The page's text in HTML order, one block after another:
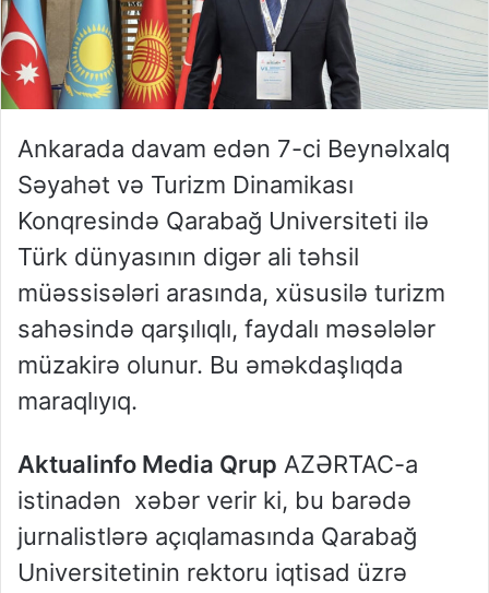
Ankarada davam edən 7-ci Beynəlxalq
Səyahət və Turizm Dinamikası
Konqresində Qarabağ Universiteti ilə
Türk dünyasının digər ali təhsil
müəssisələri arasında, xüsusilə turizm
sahəsində qarşılıqlı, faydalı məsələlər
müzakirə olunur. Bu əməkdaşlıqda
maraqlıyıq.
Aktualinfo Media Qrup AZƏRTAC-a
istinadən xəbər verir ki, bu barədə
jurnalistlərə açıqlamasında Qarabağ
Universitetinin rektoru iqtisad üzrə